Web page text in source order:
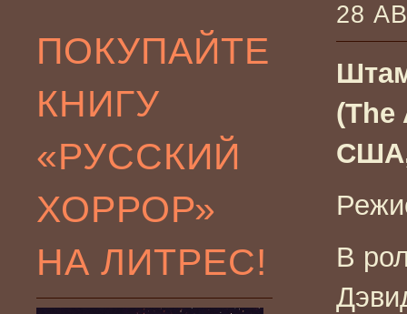
ПОКУПАЙТЕ
КНИГУ
«РУССКИЙ
ХОРРОР»
НА ЛИТРЕС!
28
(The
США,
В